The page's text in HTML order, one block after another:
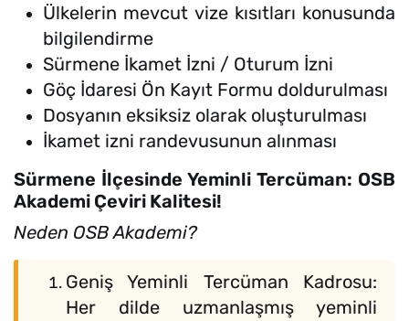
Ülkelerin mevcut vize kısıtları konusunda
bilgilendirme
Sürmene İkamet İzni / Oturum İzni
Göç İdaresi Ön Kayıt Formu doldurulması
Dosyanın eksiksiz olarak oluşturulması
İkamet izni randevusunun alınması
Sürmene İlçesinde Yeminli Tercüman: OSB
Akademi Çeviri Kalitesi!
Neden OSB Akademi?
Geniş Yeminli Tercüman Kadrosu:
Her dilde uzmanlaşmış yeminli